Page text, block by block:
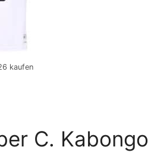
kaufen
C. Kabongo